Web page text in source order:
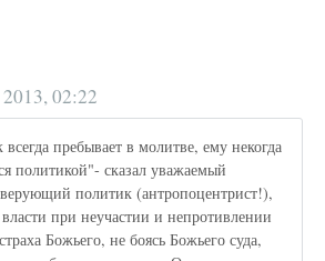
2013, 02:22
пребывает в молитве, ему некогда
политикой"- сказал уважаемый
политик (антропоцентрист!),
при неучастии и непротивлении
Божьего, не боясь Божьего суда,